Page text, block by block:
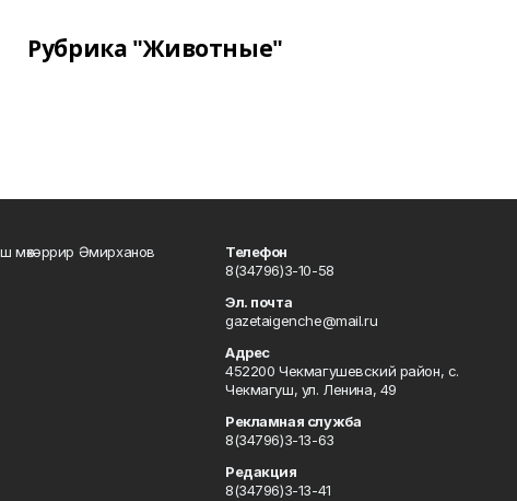
Рубрика "Животные"
мөхәррир Әмирханов
Телефон
8(34796)3-10-58
Эл. почта
gazetaigenche@mail.ru
Адрес
452200 Чекмагушевский район, с.
Чекмагуш, ул. Ленина, 49
Рекламная служба
8(34796)3-13-63
Редакция
8(34796)3-13-41